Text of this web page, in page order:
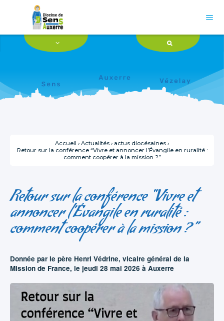
navigation

Accueil › Actualités › actus diocésaines ›
Retour sur la conférence “Vivre et annoncer l’Évangile en ruralité :
comment coopérer à la mission ?”
Retour sur la conférence “Vivre et
annoncer l’Évangile en ruralité :
comment coopérer à la mission ?”
Donnée par le père Henri Védrine, vicaire général de la
Mission de France, le jeudi 28 mai 2026 à Auxerre